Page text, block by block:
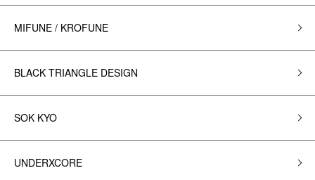
MIFUNE / KROFUNE
BLACK TRIANGLE DESIGN
SOK KYO
UNDERXCORE